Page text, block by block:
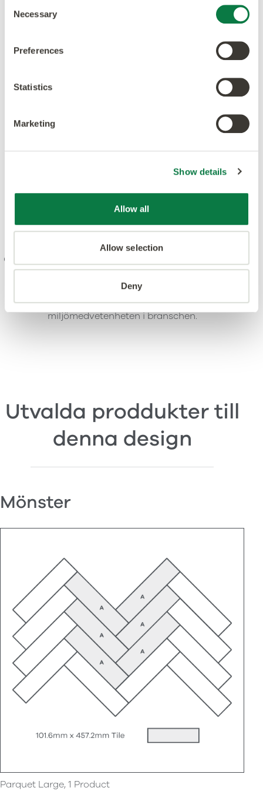
Selection
Necessary
Preferences
Statistics
Marketing
Show details
Allow all
Allow selection
Deny
Genom vår värdegrund kombinerar vi kreativitet och
innovation med högsta kvalitet i design, tillverkning,
produkter och service. Vi är uppfyller ledande
standarder och är dedikerade till att öka
miljömedvetenheten i branschen.
Utvalda proddukter till
denna design
Mönster
Parquet Large, 1 Product